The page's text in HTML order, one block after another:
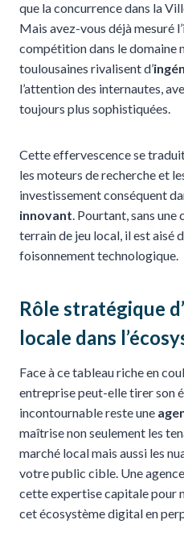
que la concurrence dans la
Mais avez-vous déjà mesuré
compétition dans le domaine
toulousaines rivalisent d’
l’attention des internautes,
toujours plus sophistiquées.
Cette effervescence se
les moteurs de recherche et
investissement conséquent
innovant . Pourtant, sans
terrain de jeu local, il est aisé
foisonnement technologique.
Rôle stratégique
locale dans
Face à ce tableau riche en
entreprise peut-elle tirer son
incontournable reste une
maîtrise non seulement les
marché local mais aussi les
votre public cible. Une
cette expertise capitale pour
cet écosystème digital en